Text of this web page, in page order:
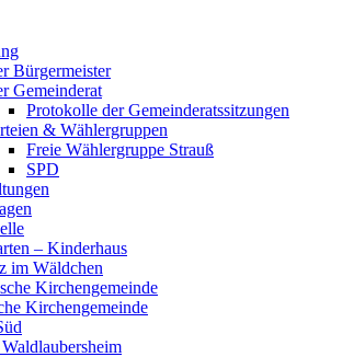
Bürgermeister
Gemeinderat
Protokolle der Gemeinderatssitzungen
& Wählergruppen
Freie Wählergruppe Strauß
SPD
– Kinderhaus
im Wäldchen
Kirchengemeinde
Kirchengemeinde